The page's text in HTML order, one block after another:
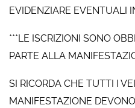
EVIDENZIARE EVENTUALI
***LE ISCRIZIONI SONO
PARTE ALLA
SI RICORDA CHE TUTTI I
MANIFESTAZIONE